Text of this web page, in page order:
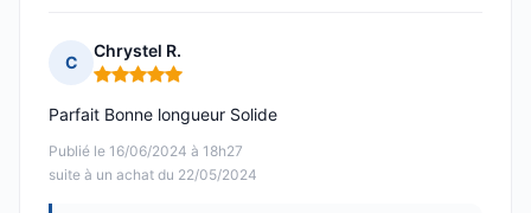
C
Chrystel R.
Note : 5 sur 5
Publié le 16/06/2024 à 18h27
suite à un achat du 22/05/2024
Parfait Bonne longueur Solide